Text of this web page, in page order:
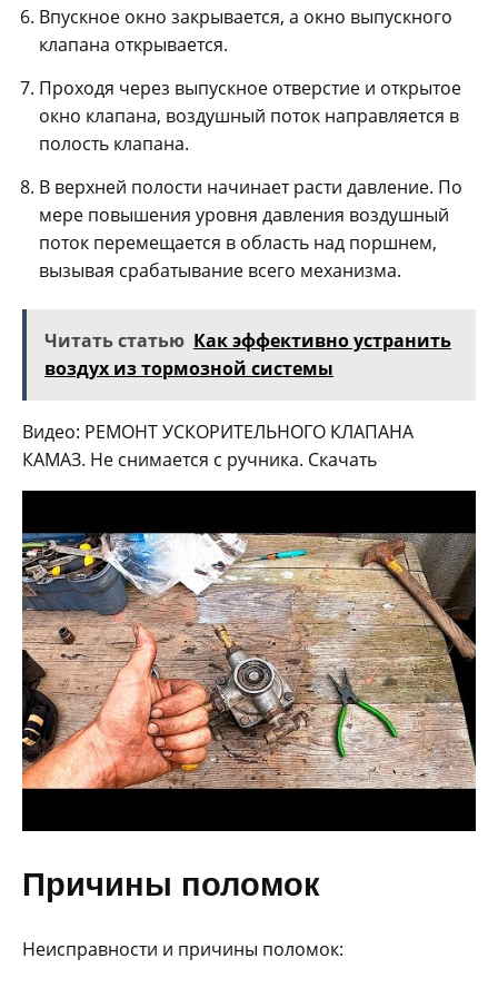
Впускное окно закрывается, а окно выпускного
клапана открывается.
Проходя через выпускное отверстие и открытое
окно клапана, воздушный поток направляется в
полость клапана.
В верхней полости начинает расти давление. По
мере повышения уровня давления воздушный
поток перемещается в область над поршнем,
вызывая срабатывание всего механизма.
Читать статью Как эффективно устранить
воздух из тормозной системы
Видео: РЕМОНТ УСКОРИТЕЛЬНОГО КЛАПАНА
КАМАЗ. Не снимается с ручника. Скачать
Причины поломок
Неисправности и причины поломок: